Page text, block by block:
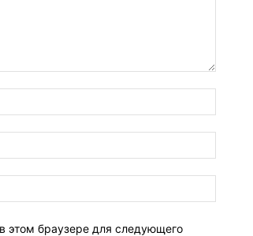
этом браузере для следующего